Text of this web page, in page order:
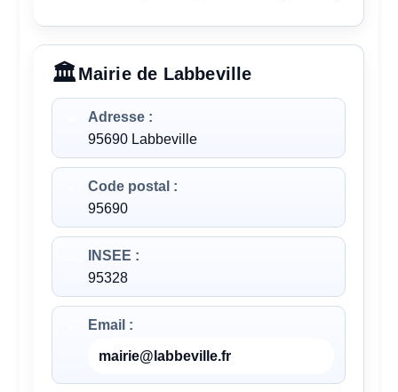
Mairie de Labbeville
Adresse :
95690 Labbeville
Code postal :
95690
INSEE :
95328
Email :
mairie@labbeville.fr